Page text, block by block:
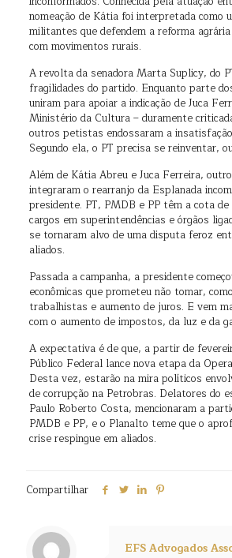
nomeação de Kátia foi interpretada como
militantes que defendem a reforma
com movimentos rurais.
A revolta da senadora Marta Suplicy, do
fragilidades do partido. Enquanto parte
uniram para apoiar a indicação de Juca
Ministério da Cultura – duramente
outros petistas endossaram a
Segundo ela, o PT precisa se reinventar,
Além de Kátia Abreu e Juca Ferreira,
integraram o rearranjo da Esplanada
presidente. PT, PMDB e PP têm a cota de
cargos em superintendências e órgãos
se tornaram alvo de uma disputa feroz
aliados.
Passada a campanha, a presidente
econômicas que prometeu não tomar,
trabalhistas e aumento de juros. E vem
com o aumento de impostos, da luz e da
A expectativa é de que, a partir de
Público Federal lance nova etapa da
Desta vez, estarão na mira políticos
de corrupção na Petrobras. Delatores do
Paulo Roberto Costa, mencionaram a
PMDB e PP, e o Planalto teme que o
crise respingue em aliados.
Compartilhar
EFS Advogados